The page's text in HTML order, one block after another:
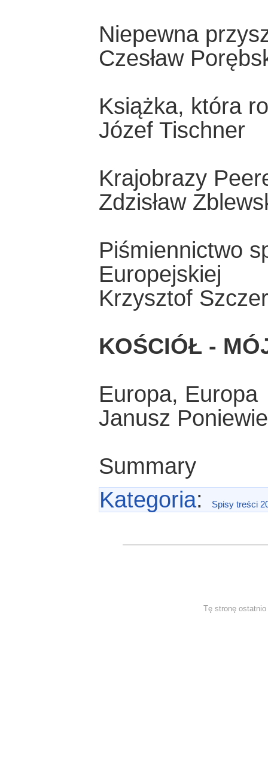
Niepewna
Czesław
Książka, która
Józef Tischner
Krajobrazy
Zdzisław
Piśmiennictwo
Europejskiej
Krzysztof
KOŚCIÓŁ -
Europa, Europa
Janusz
Summary
Kategoria: Spisy treści
Tę stronę